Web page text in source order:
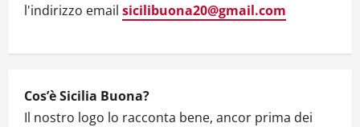
l'indirizzo email sicilibuona20@gmail.com
Cos’è Sicilia Buona?
Il nostro logo lo racconta bene, ancor prima dei